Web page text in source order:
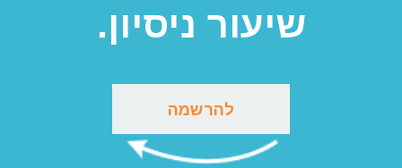
שיעור ניסיון.
להרשמה